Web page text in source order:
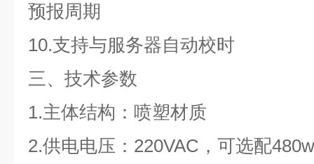
预报周期
10.支持与服务器自动校时
三、技术参数
1.主体结构：喷塑材质
2.供电电压：220VAC，可选配